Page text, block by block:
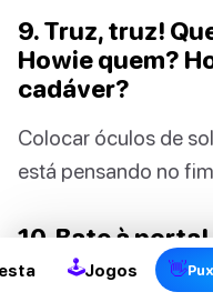
2
9. Truz, truz!
Howie quem?
cadáver?
Colocar óculos de
está pensando no
10. Bate à
Beijar quem?
🕹Jogos 👋